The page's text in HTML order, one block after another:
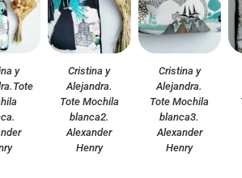
y
Cristina y
Alejandra.
Tote Mochila
blanca2.
Alexander
Henry
Cristina y
Alejandra.
Tote Mochila
blanca3.
Alexander
Henry